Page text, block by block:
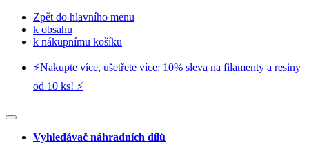
Zpět do hlavního menu
k obsahu
k nákupnímu košíku
⚡️Nakupte více, ušetřete více: 10% sleva na filamenty a resiny
od 10 ks! ⚡️
Vyhledávač náhradních dílů